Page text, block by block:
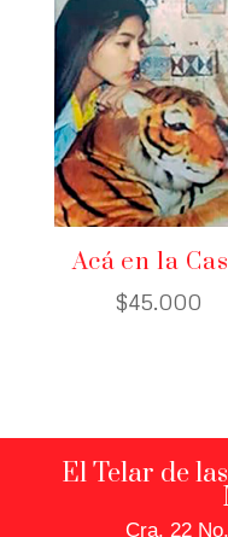
Acá en la
$45.000
El Telar de
Cra. 22